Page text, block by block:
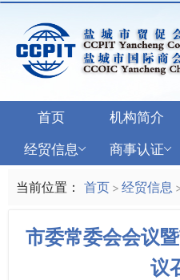
首页 机构简介
经贸信息
商事认证
当前位置： 首页 > 经贸信息
市委常委会会议
议